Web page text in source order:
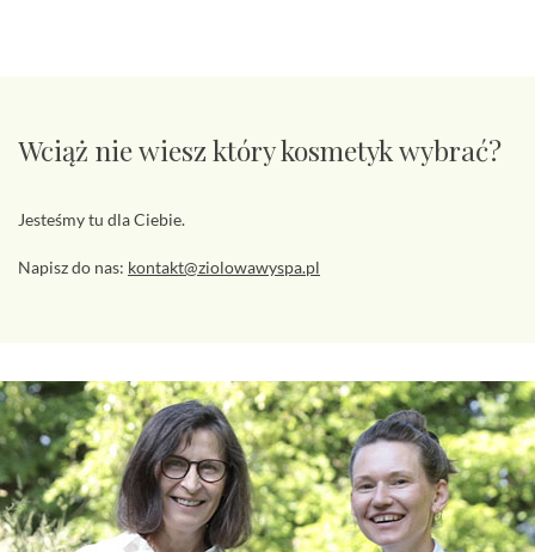
Wciąż nie wiesz który kosmetyk wybrać?
Jesteśmy tu dla Ciebie.
Napisz do nas: kontakt@ziolowawyspa.pl